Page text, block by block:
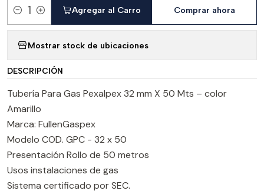
Cantidad
Agregar al Carro Comprar ahora
Mostrar stock de ubicaciones
DESCRIPCIÓN
Tubería Para Gas Pexalpex 32 mm X 50 Mts – color
Amarillo
Marca: FullenGaspex
Modelo COD. GPC - 32 x 50
Presentación Rollo de 50 metros
Usos instalaciones de gas
Sistema certificado por SEC.